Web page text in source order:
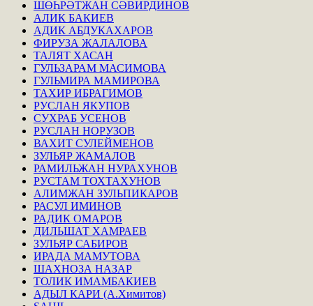
ШӨҺРӘТЖАН СӘВИРДИНОВ
АЛИК БАКИЕВ
АДИК АБДУКАХАРОВ
ФИРУЗА ЖАЛАЛОВА
ТАЛЯТ ХАСАН
ГУЛЬЗАРАМ МАСИМОВА
ГУЛЬМИРА МАМИРОВА
ТАХИР ИБРАГИМОВ
РУСЛАН ЯКУПОВ
СУХРАБ УСЕНОВ
РУСЛАН НОРУЗОВ
ВАХИТ СУЛЕЙМЕНОВ
ЗУЛЬЯР ЖАМАЛОВ
РАМИЛЬЖАН НУРАХУНОВ
РУСТАМ ТОХТАХУНОВ
АЛИМЖАН ЗУЛЬПИКАРОВ
РАСУЛ ИМИНОВ
РАДИК ОМАРОВ
ДИЛЬШАТ ХАМРАЕВ
ЗУЛЬЯР САБИРОВ
ИРАДА МАМУТОВА
ШАХНОЗА НАЗАР
ТОЛИК ИМАМБАКИЕВ
АДЫЛ КАРИ (А.Химитов)